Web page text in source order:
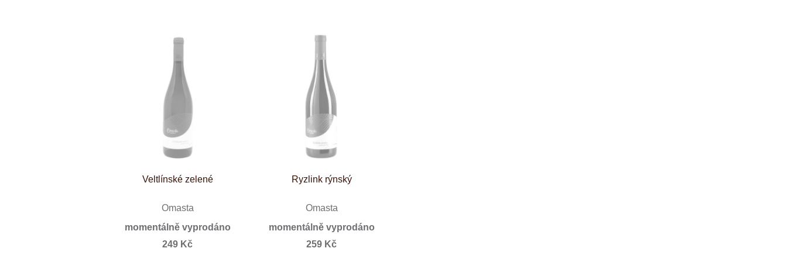
Verýsek
Vican
Vidal - Fleury
Villebois
Vina Olabarri
Vinařství rodiny Špalkovy
Weingut Fischer
Weingut HÜLS
Weingut STERN
Zlati Grič
Veltlínské zelené
Omasta
momentálně vyprodáno
249 Kč
Ryzlink rýnský
Omasta
momentálně vyprodáno
259 Kč